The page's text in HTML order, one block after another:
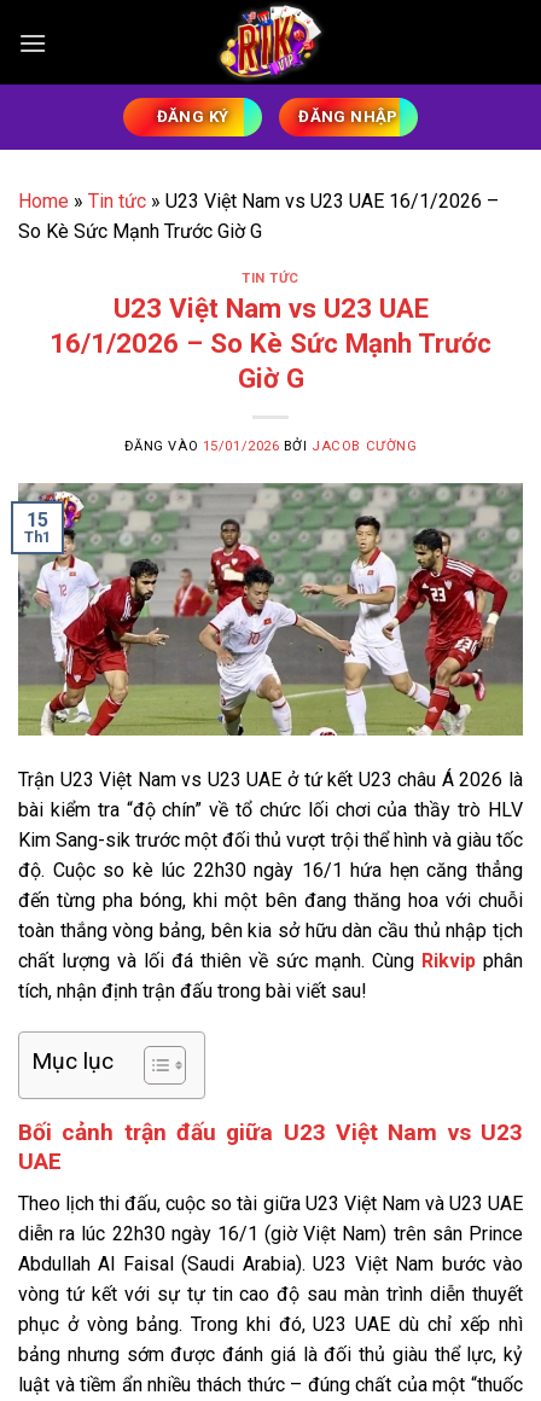
qua
ĐĂNG KÝ ĐĂNG NHẬP
Home » Tin tức » U23 Việt Nam vs U23 UAE 16/1/2026 –
So Kè Sức Mạnh Trước Giờ G
TIN TỨC
U23 Việt Nam vs U23 UAE
16/1/2026 – So Kè Sức Mạnh Trước
Giờ G
ĐĂNG VÀO 15/01/2026 BỞI JACOB CƯỜNG
15
Th1
Trận U23 Việt Nam vs U23 UAE ở tứ kết U23 châu Á 2026 là
bài kiểm tra “độ chín” về tổ chức lối chơi của thầy trò HLV
Kim Sang-sik trước một đối thủ vượt trội thể hình và giàu tốc
độ. Cuộc so kè lúc 22h30 ngày 16/1 hứa hẹn căng thẳng
đến từng pha bóng, khi một bên đang thăng hoa với chuỗi
toàn thắng vòng bảng, bên kia sở hữu dàn cầu thủ nhập tịch
chất lượng và lối đá thiên về sức mạnh. Cùng Rikvip phân
tích, nhận định trận đấu trong bài viết sau!
Mục lục
Bối cảnh trận đấu giữa U23 Việt Nam vs U23
UAE
Theo lịch thi đấu, cuộc so tài giữa U23 Việt Nam và U23 UAE
diễn ra lúc 22h30 ngày 16/1 (giờ Việt Nam) trên sân Prince
Abdullah Al Faisal (Saudi Arabia). U23 Việt Nam bước vào
vòng tứ kết với sự tự tin cao độ sau màn trình diễn thuyết
phục ở vòng bảng. Trong khi đó, U23 UAE dù chỉ xếp nhì
bảng nhưng sớm được đánh giá là đối thủ giàu thể lực, kỷ
luật và tiềm ẩn nhiều thách thức – đúng chất của một “thuốc